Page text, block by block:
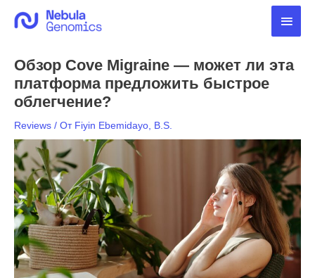
содержимому
Обзор Cove Migraine — может ли эта
платформа предложить быстрое
облегчение?
Reviews / От Fiyin Ebemidayo, B.S.